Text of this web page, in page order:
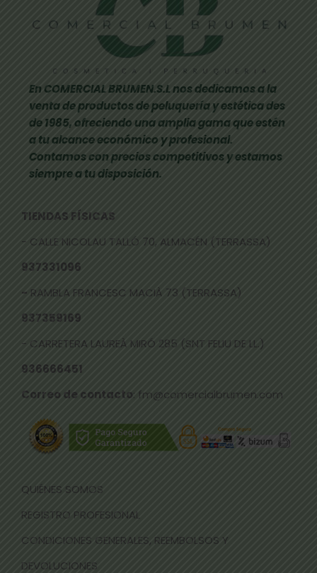
En COMERCIAL BRUMEN.S.L nos dedicamos a la
venta de productos de peluquería y estética des
de 1985, ofreciendo una amplia gama que estén
a tu alcance económico y profesional.
Contamos con precios competitivos y estamos
siempre a tu disposición.
TIENDAS FÍSICAS
- CALLE NICOLAU TALLÓ 70, ALMACÉN (TERRASSA)
937331096
- RAMBLA FRANCESC MACIÀ 73 (TERRASSA)
937359169
- CARRETERA LAUREÀ MIRÓ 285 (SNT FELIU DE LL.)
936666451
Correo de contacto: fm@comercialbrumen.com
QUIÉNES SOMOS
REGISTRO PROFESIONAL
CONDICIONES GENERALES, REEMBOLSOS Y
DEVOLUCIONES